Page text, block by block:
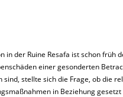
in der Ruine Resafa ist schon früh
einer gesonderten
stellte sich die Frage, ob die
in Beziehung